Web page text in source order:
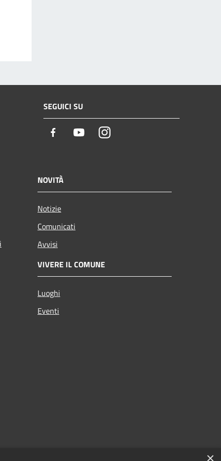
SEGUICI SU
Facebook YoutubeInstagram
NOVITÀ
Notizie
Comunicati
Avvisi
VIVERE IL COMUNE
Luoghi
Eventi